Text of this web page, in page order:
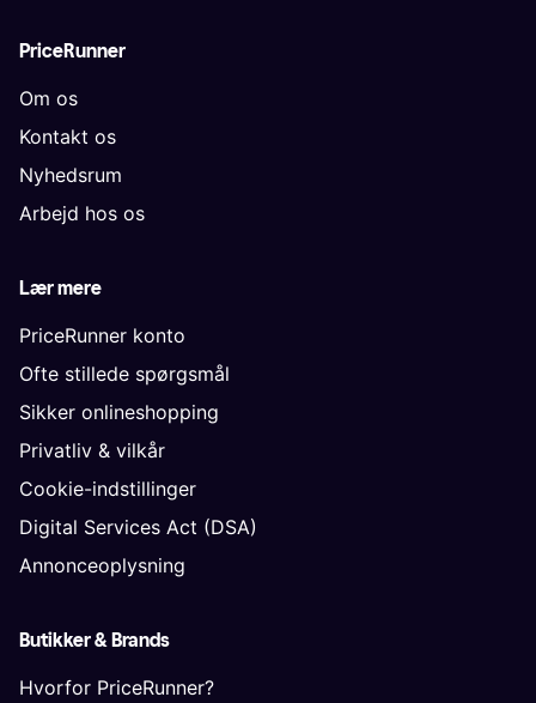
PriceRunner
Om os
Kontakt os
Nyhedsrum
Arbejd hos os
Lær mere
PriceRunner konto
Ofte stillede spørgsmål
Sikker onlineshopping
Privatliv & vilkår
Cookie-indstillinger
Digital Services Act (DSA)
Annonceoplysning
Butikker & Brands
Hvorfor PriceRunner?